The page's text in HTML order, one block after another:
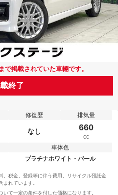
で掲載されていた車輛です。
終了
修復歴
なし
排気量
660
cc
車体色
プラチナホワイト・パール
、税金、登録等に伴う費用、リサイクル預託金
まれています。
て一定の条件を付した価格になります。